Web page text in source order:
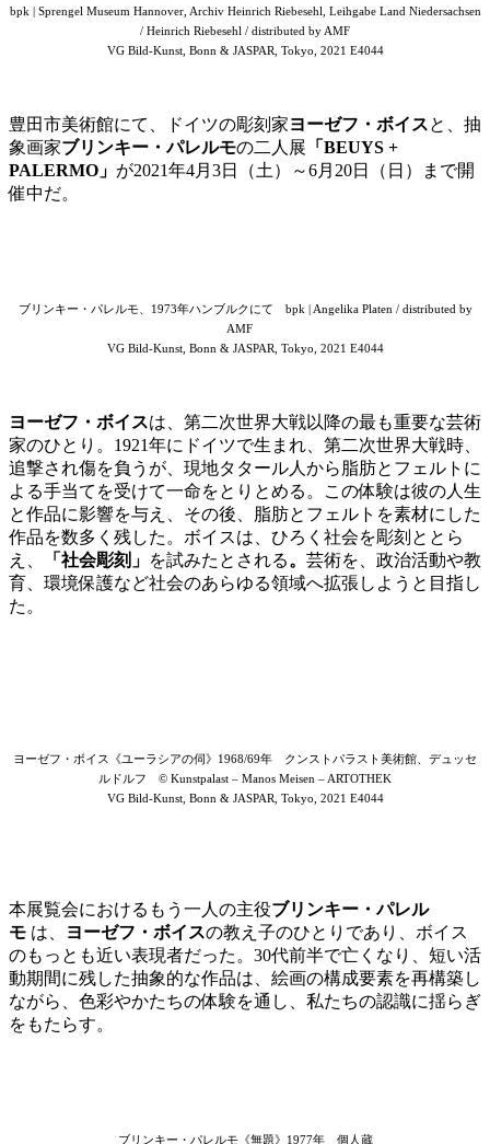
bpk | Sprengel Museum Hannover, Archiv Heinrich Riebesehl, Leihgabe Land Niedersachsen
/ Heinrich Riebesehl / distributed by AMF
VG Bild-Kunst, Bonn & JASPAR, Tokyo, 2021 E4044
豊田市美術館にて、ドイツの彫刻家ヨーゼフ・ボイスと、抽
象画家ブリンキー・パレルモの二人展 「BEUYS +
PALERMO」 が2021年4月 3日（土）～6月 20日（日）まで開
催中だ。
ブリンキー・パレルモ、1973年ハンブルクにて bpk | Angelika Platen / distributed by
AMF
VG Bild-Kunst, Bonn & JASPAR, Tokyo, 2021 E4044
ヨーゼフ・ボイスは、第二次世界大戦以降の最も重要な芸術
家のひとり。1921年にドイツで生まれ、第二次世界大戦時、
追撃され傷を負うが、現地タタール人から脂肪とフェルトに
よる手当てを受けて一命をとりとめる。この体験は彼の人生
と作品に影響を与え、その後、脂肪とフェルトを素材にした
作品を数多く残した。ボイスは、ひろく社会を彫刻ととら
え、
「社会彫刻」 を試みたとされる。 芸術を、政治活動や教
育、環境保護など社会のあらゆる領域へ拡張しようと目指し
た。
ヨーゼフ・ボイス《ユーラシアの伺》1968/69年 クンストパラスト美術館、デュッセ
ルドルフ © Kunstpalast – Manos Meisen ‒ ARTOTHEK
VG Bild-Kunst, Bonn & JASPAR, Tokyo, 2021 E4044
本展覧会におけるもう一人の主役ブリンキー・パレル
モ は、 ヨーゼフ・ボイスの教え子のひとりであり、ボイス
のもっとも近い表現者だった。30代前半で亡くなり、短い活
動期間に残した抽象的な作品は、絵画の構成要素を再構築し
ながら、色彩やかたちの体験を通し、私たちの認識に揺らぎ
をもたらす。
ブリンキー・パレルモ《無題》1977年 個人蔵